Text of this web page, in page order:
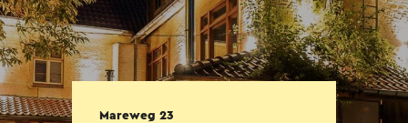
Mareweg 23